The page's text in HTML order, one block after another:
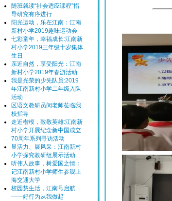
随班就读“社会适应课程”指
导研究有序进行
阳光运动，乐在江南：江南
新村小学2019趣味运动会
七彩童年，幸福成长:江南新
村小学2019三年级十岁集体
生日
亲近自然，享受阳光：江南
新村小学2019年春游活动
我是光荣的少先队员:2019
年江南新村小学二年级入队
活动
区语文教研员闵老师莅临我
校指导
走近楷模，致敬英雄:江南新
村小学开展纪念新中国成立
70周年系列寻访活动
显活力、展风采：江南新村
小学探究教研组展示活动
听伟人故事，树爱国之情：
记江南新村小学师生参观上
海交通大学
校园慧生活，江南号启航
——好行为从我做起